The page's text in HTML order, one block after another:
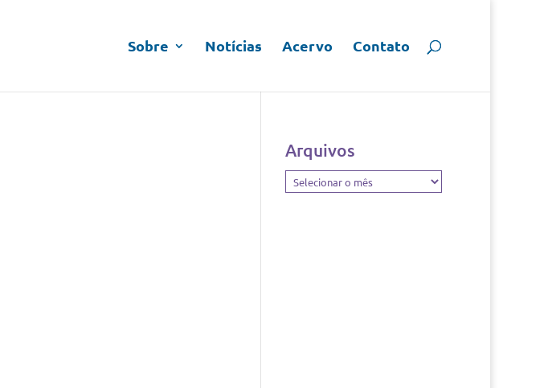
Sobre Notícias Acervo Contato
Arquivos
Arquivos